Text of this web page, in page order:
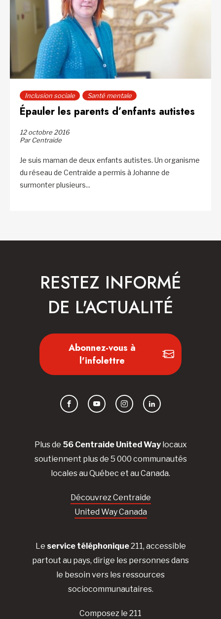
Inclusion sociale Santé mentale
Épauler les parents d’enfants autistes
12 octobre 2016
Par Centraide
Je suis maman de deux enfants autistes. Un organisme
du réseau de Centraide a permis à Johanne de
surmonter plusieurs...
Plus de 56 Centraide United Waylocaux
soutiennent plus de 5 000 communautés
locales au Québec et au Canada.
Découvrez Centraide
United Way Canada
Le service téléphonique211, accessible
partout au pays, dirige les personnes dans
le besoin vers les ressources
sociocommunautaires.
Composez le 211
RESTEZ INFORMÉ
DE L'ACTUALITÉ
Abonnez-vous à
l'infolettre
FacebookYouTubeInstagramLinkedIn